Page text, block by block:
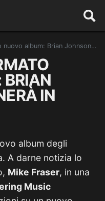
album: Brian Johnson tornerà in tour?
BRIAN
IN
album degli
A darne notizia lo
Mike Fraser, in una
Music